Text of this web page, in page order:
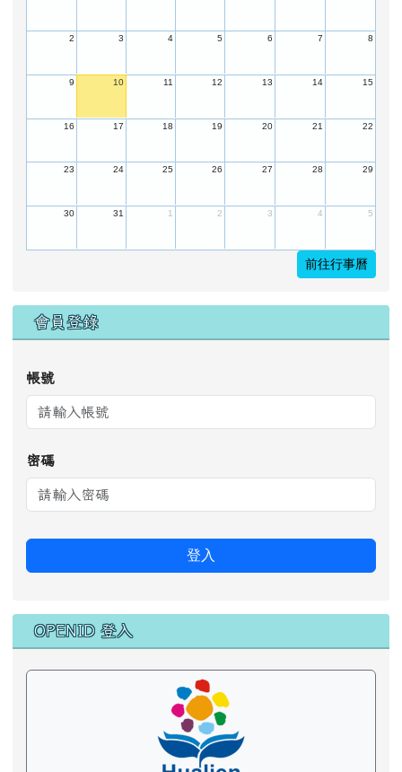
2 3 4 5 6 7 8
9 10 11 12 13 14 15
16 17 18 19 20 21 22
23 24 25 26 27 28 29
30 31 1 2 3 4 5
前往行事曆
會員登錄
帳號
密碼
登入
OPENID 登入